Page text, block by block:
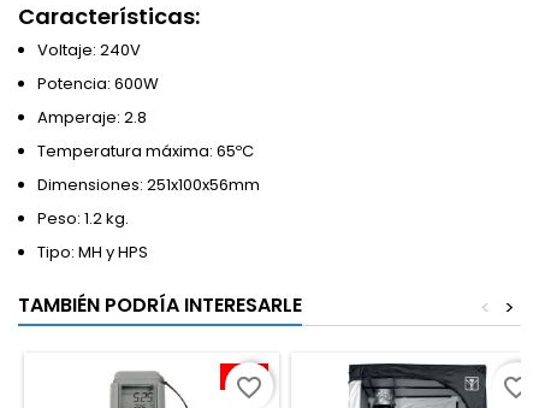
Características:
Voltaje: 240V
Potencia: 600W
Amperaje: 2.8
Temperatura máxima: 65ºC
Dimensiones: 251x100x56mm
Peso: 1.2 kg.
Tipo: MH y HPS
TAMBIÉN PODRÍA INTERESARLE >
<
-10%
favorite_border favorite_border